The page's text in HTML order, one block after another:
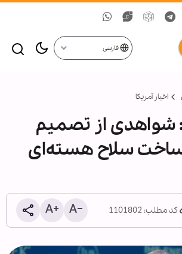
فارسی
اخبار آمریکا
از تصمیم
ساخت سلاح هسته‌ای
کد مطلب: 1101802